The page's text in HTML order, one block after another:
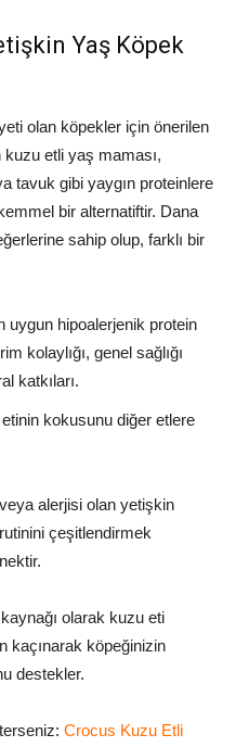
Yaş Köpek
olan köpekler için önerilen
kuzu etli yaş maması,
tavuk gibi yaygın proteinlere
bir alternatiftir. Dana
sahip olup, farklı bir
uygun hipoalerjenik protein
kolaylığı, genel sağlığı
katkıları.
kokusunu diğer etlere
alerjisi olan yetişkin
çeşitlendirmek
olarak kuzu eti
kaçınarak köpeğinizin
destekler.
Crocus Kuzu Etli